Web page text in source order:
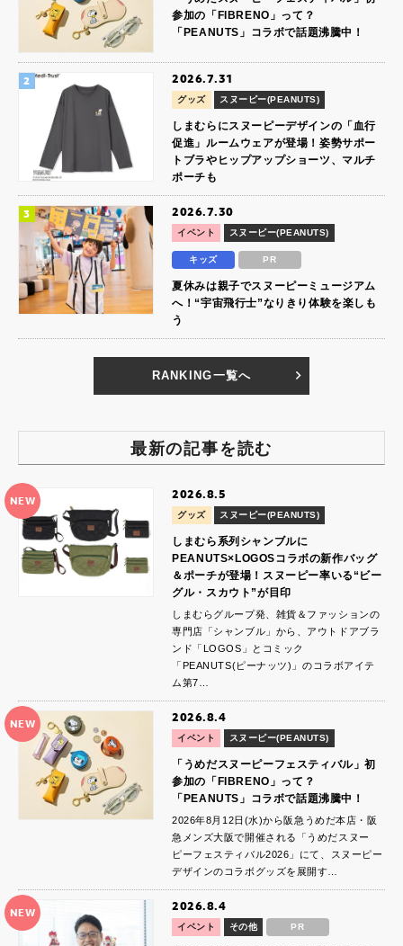
参加の「FIBRENO」って？
「PEANUTS」コラボで話題沸騰中！
2026.7.31
グッズ スヌーピー(PEANUTS)
しまむらにスヌーピーデザインの「血行
促進」ルームウェアが登場！姿勢サポー
トブラやヒップアップショーツ、マルチ
ポーチも
2026.7.30
イベント スヌーピー(PEANUTS)
キッズ PR
夏休みは親子でスヌーピーミュージアム
へ！“宇宙飛行士”なりきり体験を楽しも
う
RANKING一覧へ
最新の記事を読む
NEW 2026.8.5
グッズ スヌーピー(PEANUTS)
しまむら系列シャンブルに
PEANUTS×LOGOSコラボの新作バッグ
＆ポーチが登場！スヌーピー率いる“ビー
グル・スカウト”が目印
しまむらグループ発、雑貨＆ファッションの
専門店「シャンブル」から、アウトドアブラ
ンド「LOGOS」とコミック
「PEANUTS(ピーナッツ)」のコラボアイテ
ム第7…
NEW 2026.8.4
イベント スヌーピー(PEANUTS)
「うめだスヌーピーフェスティバル」初
参加の「FIBRENO」って？
「PEANUTS」コラボで話題沸騰中！
2026年8月12日(水)から阪急うめだ本店・阪
急メンズ大阪で開催される「うめだスヌー
ピーフェスティバル2026」にて、スヌーピー
デザインのコラボグッズを展開す…
NEW 2026.8.4
イベント その他 PR